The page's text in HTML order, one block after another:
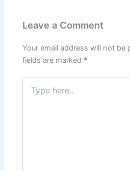
Leave a Comment
Your email address will not be
fields are marked *
here..